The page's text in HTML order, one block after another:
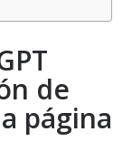
de
página